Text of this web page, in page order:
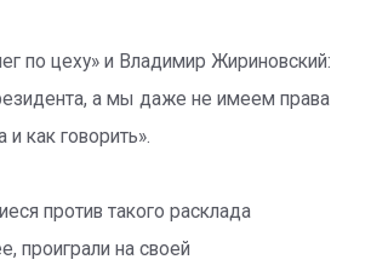
по цеху» и Владимир Жириновский:
а мы даже не имеем права
и как говорить».
против такого расклада
проиграли на своей